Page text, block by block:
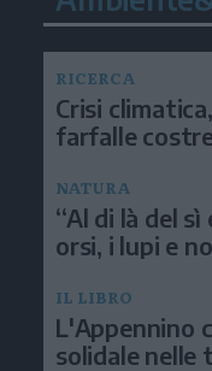
RICERCA
Crisi
farfalle
NATURA
“Al di là del
orsi, i lupi e
IL LIBRO
L'Appennino
solidale nelle